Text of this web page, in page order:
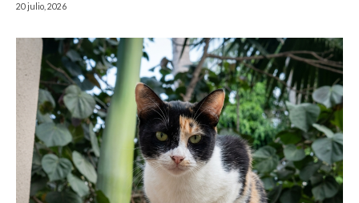
20 julio, 2026